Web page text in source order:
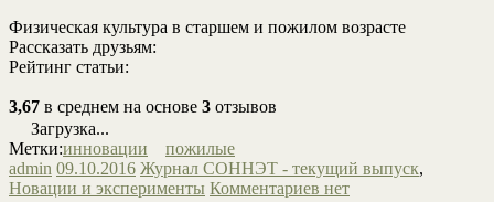
Физическая культура в старшем и пожилом возрасте
Рассказать друзьям:
Рейтинг статьи:
3,67 в среднем на основе 3 отзывов
Загрузка...
Метки:инновации
пожилые
admin 09.10.2016 Журнал СОННЭТ - текущий выпуск,
Новации и эксперименты Комментариев нет